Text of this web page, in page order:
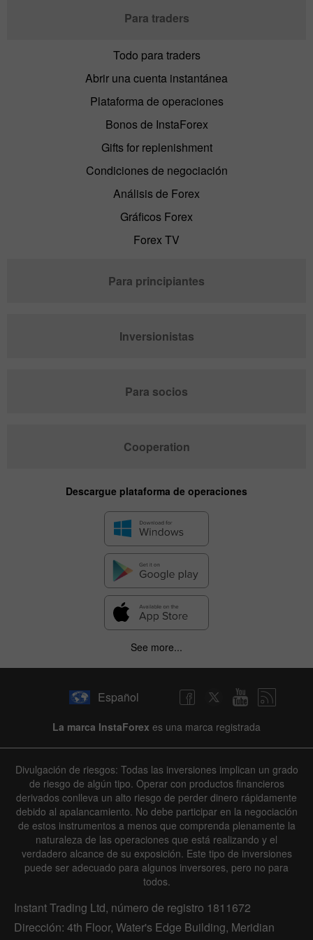
Para traders
Todo para traders
Abrir una cuenta instantánea
Plataforma de operaciones
Bonos de InstaForex
Gifts for replenishment
Condiciones de negociación
Análisis de Forex
Gráficos Forex
Forex TV
Para principiantes
Inversionistas
Para socios
Cooperation
Descargue plataforma de operaciones
See more...
Español
La marca InstaForex es una marca registrada
Divulgación de riesgos: Todas las inversiones implican un grado
de riesgo de algún tipo. Operar con productos financieros
derivados conlleva un alto riesgo de perder dinero rápidamente
debido al apalancamiento. No debe participar en la negociación
de estos instrumentos a menos que comprenda plenamente la
naturaleza de las operaciones que está realizando y el
verdadero alcance de su exposición. Este tipo de inversiones
puede ser adecuado para algunos inversores, pero no para
todos.
Instant Trading Ltd, número de registro 1811672
Dirección: 4th Floor, Water's Edge Building, Meridian